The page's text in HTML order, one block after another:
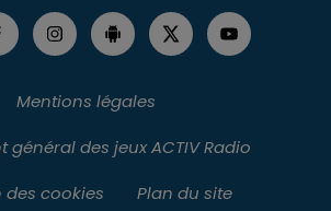
Mentions légales
général des jeux ACTIV Radio
des cookies
Plan du site